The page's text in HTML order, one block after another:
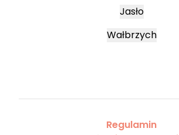
Jasło
Wałbrzych
Regulamin